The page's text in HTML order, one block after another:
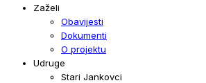
Zaželi
Obavijesti
Dokumenti
O projektu
Udruge
Stari Jankovci